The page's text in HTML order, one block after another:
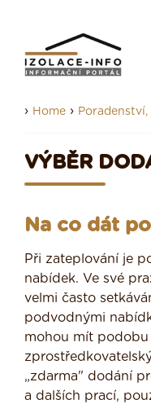
› Home ›
VÝBĚR
Na co dát
Při zateplování je
nabídek. Ve své
velmi často
podvodnými
mohou mít podobu
„zdarma" dodání
a dalších prací,